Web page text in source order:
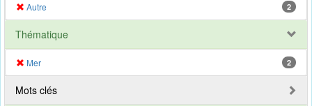
Autre 2
Thématique
Mer 2
Mots clés